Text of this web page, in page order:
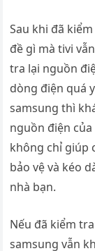
Sau khi đã
đề gì mà tivi
tra lại nguồn
dòng điện quá
samsung thì
nguồn điện
không chỉ giúp
bảo vệ và kéo
nhà bạn.
Nếu đã kiểm
samsung vẫn